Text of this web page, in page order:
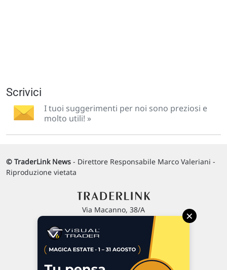
Scrivici
I tuoi suggerimenti per noi sono preziosi e
molto utili! »
© TraderLink News - Direttore Responsabile Marco Valeriani -
Riproduzione vietata
Via Macanno, 38/A
P.IVA 02 452 460 401
×